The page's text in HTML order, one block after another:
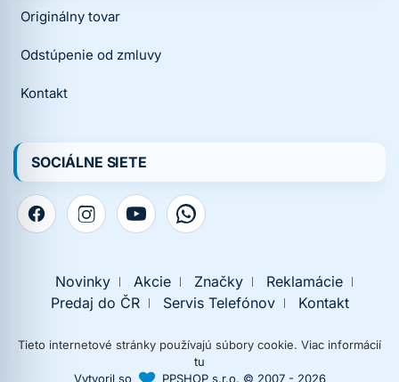
Originálny tovar
Odstúpenie od zmluvy
Kontakt
SOCIÁLNE SIETE
Novinky Akcie Značky
Reklamácie
Predaj do ČR
Servis Telefónov Kontakt
Tieto internetové stránky používajú súbory cookie. Viac informácií
tu
Vytvoril so
PPSHOP s.r.o. © 2007 - 2026